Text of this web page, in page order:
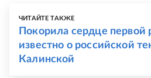
ЧИТАЙТЕ ТАКЖЕ
Покорила сердце первой
известно о российской
Калинской